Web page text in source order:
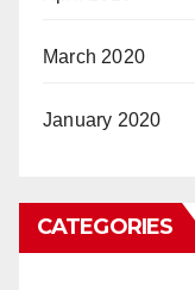
March 2020
January 2020
CATEGORIES